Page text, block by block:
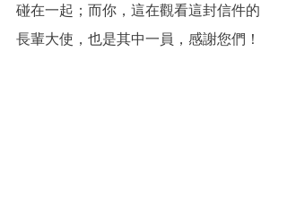
碰在一起；而你，這在觀看這封信件的
長輩大使，也是其中一員，感謝您們！